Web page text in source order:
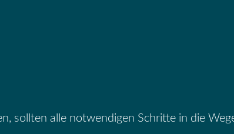
sollten alle notwendigen Schritte in die